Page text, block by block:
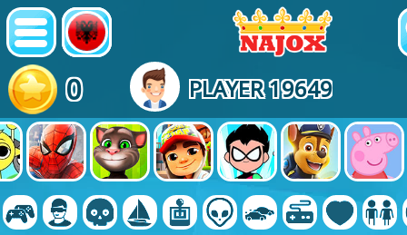
0 PLAYER 19649